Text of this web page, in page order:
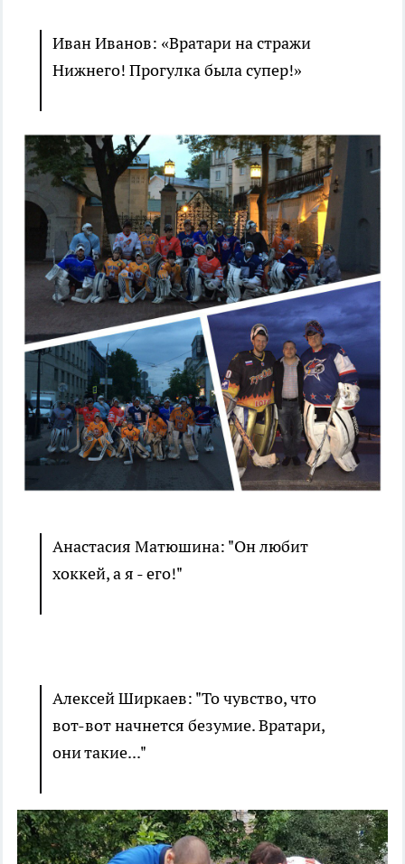
Иван Иванов: «Вратари на стражи
Нижнего! Прогулка была супер!»
Анастасия Матюшина: "Он любит
хоккей, а я - его!"
Алексей Ширкаев: "То чувство, что
вот-вот начнется безумие. Вратари,
они такие..."